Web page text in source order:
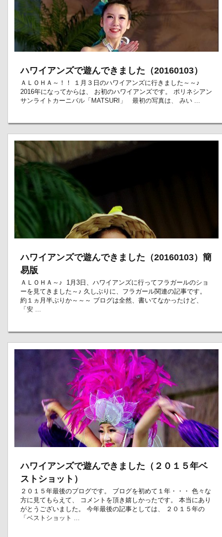
ハワイアンズで遊んできました（20160103）
ＡＬＯＨＡ～！！ １月３日のハワイアンズに行きました～～♪
2016年になってからは、 お初のハワイアンズです。 ポリネシアン
サンライトカーニバル「MATSURI」 最初の写真は、 みい ...
ハワイアンズで遊んできました（20160103）簡
易版
ＡＬＯＨＡ～♪ 1月3日、ハワイアンズに行ってフラガールのショ
ーを見てきました～♪ 久しぶりに、フラガール関連の記事です。
約１ヵ月半ぶりか～～～ ブログは全然、書いてなかったけど、
「安 ...
ハワイアンズで遊んできました（２０１５年ベ
ストショット）
２０１５年最後のブログです。 ブログを初めて１年・・・ 色々な
方に見てもらえて、 コメントを頂き嬉しかったです。 本当にあり
がとうございました。 今年最後の記事としては、 ２０１５年の
「ベストショット ...